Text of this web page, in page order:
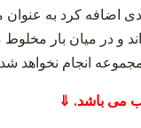
اضافه کرد به
و در میان بار
مجموعه انجام
می باشد. ⇓